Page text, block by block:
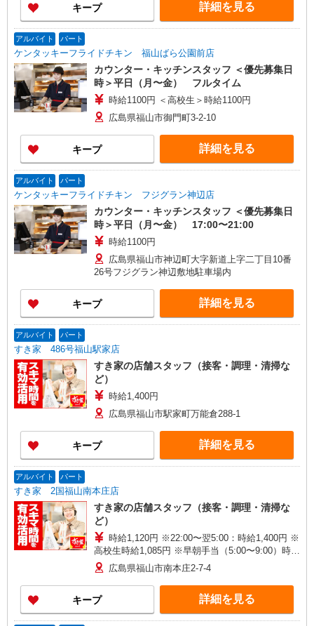
キープ 詳細を見る
アルバイト パート
ケンタッキーフライドチキン 福山ばら公園前店
カウンター・キッチンスタッフ ＜優先募集日
時＞平日（月〜金） フルタイム
時給1100円 ＜高校生＞時給1100円
広島県福山市御門町3-2-10
キープ 詳細を見る
アルバイト パート
ケンタッキーフライドチキン フジグラン神辺店
カウンター・キッチンスタッフ ＜優先募集日
時＞平日（月〜金） 17:00〜21:00
時給1100円
広島県福山市神辺町大字新道上字二丁目10番
26号フジグラン神辺敷地駐車場内
キープ 詳細を見る
アルバイト パート
すき家 486号福山駅家店
すき家の店舗スタッフ（接客・調理・清掃な
ど）
時給1,400円
広島県福山市駅家町万能倉288-1
キープ 詳細を見る
アルバイト パート
すき家 2国福山南本庄店
すき家の店舗スタッフ（接客・調理・清掃な
ど）
時給1,120円 ※22:00〜翌5:00：時給1,400円 ※
高校生時給1,085円 ※早朝手当（5:00〜9:00）時給
＋150円広島県福山市南本庄2-7-4
キープ 詳細を見る